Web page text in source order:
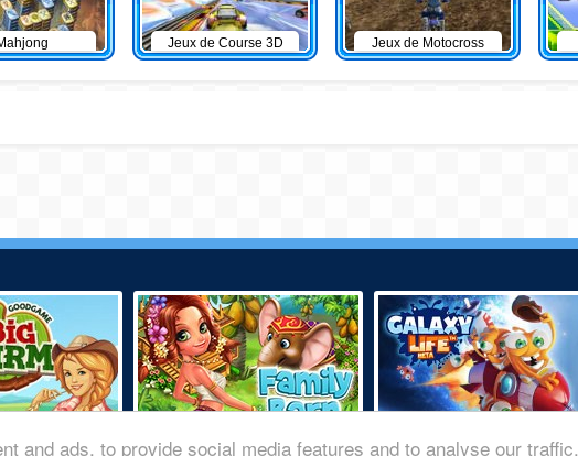
and ads, to provide social media features and to analyse our traffic.
Jeux de Course 3D Jeux de Motocross